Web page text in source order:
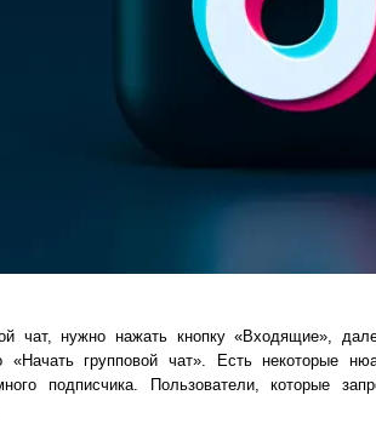
чат, нужно нажать кнопку «Входящие»,
«Начать групповой чат». Есть некоторые
подписчика. Пользователи, которые